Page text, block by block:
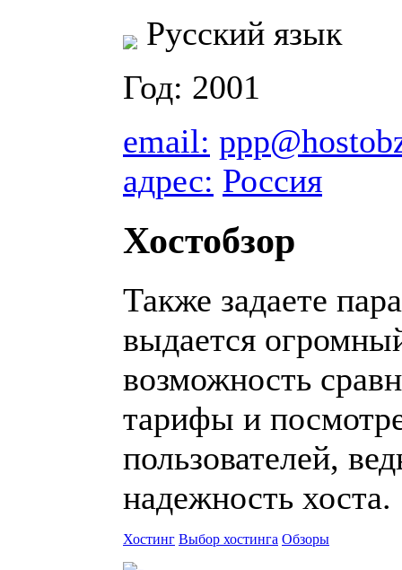
Русский язык
Год: 2001
email:
адрес: Россия
Хостобзор
Также задаете
выдается
возможность
тарифы и
пользователей,
надежность хоста.
Хостинг Выбор хостинга Обзоры